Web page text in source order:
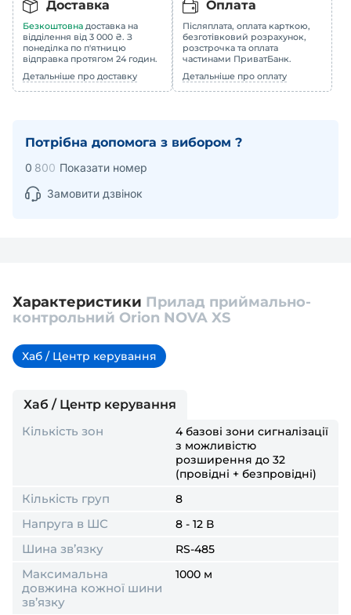
Доставка
Безкоштовна доставка на
відділення від 3 000 ₴. З
понеділка по п'ятницю
відправка протягом 24 годин.
Детальніше про доставку
Оплата
Післяплата, оплата карткою,
безготівковий розрахунок,
розстрочка та оплата
частинами ПриватБанк.
Детальніше про оплату
Потрібна допомога з вибором ?
0 800 Показати номер
Замовити дзвінок
Характеристики Прилад приймально-
контрольний Оrion NOVA XS
Хаб / Центр керування
Хаб / Центр керування
Кількість зон
4 базові зони сигналізації
з можливістю
розширення до 32
(провідні + безпровідні)
Кількість груп 8
Напруга в ШС 8 - 12 В
Шина зв’язку RS-485
Максимальна
довжина кожної шини
зв’язку
1000 м